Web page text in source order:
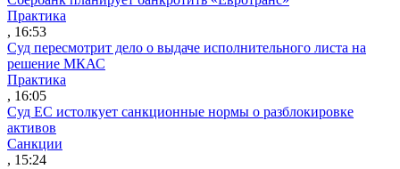
Практика
, 16:53
Суд пересмотрит дело о выдаче исполнительного листа на
решение МКАС
Практика
, 16:05
Суд ЕС истолкует санкционные нормы о разблокировке
активов
Санкции
, 15:24